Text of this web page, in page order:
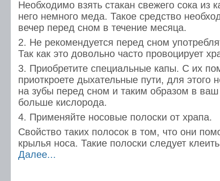
Необходимо взять стакан свежего сока из
него немного меда. Такое средство
вечер перед сном в течение месяца.
2. Не рекомендуется перед сном
Так как это довольно часто провоцирует
3. Приобретите специальные капы. С их
приоткроете дыхательные пути, для этого
на зубы перед сном и таким образом в ваш
больше кислорода.
4. Применяйте носовые полоски от храпа.
Свойство таких полосок в том, что они
крылья носа. Такие полоски следует
Далее...